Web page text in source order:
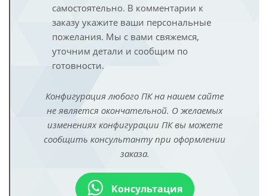
самостоятельно. В комментарии к
заказу укажите ваши персональные
пожелания. Мы с вами свяжемся,
уточним детали и сообщим по
готовности.
Конфигурация любого ПК на нашем сайте
не является окончательной. О желаемых
изменениях конфигурации ПК вы можете
сообщить консультанту при оформлении
заказа.
Консультация